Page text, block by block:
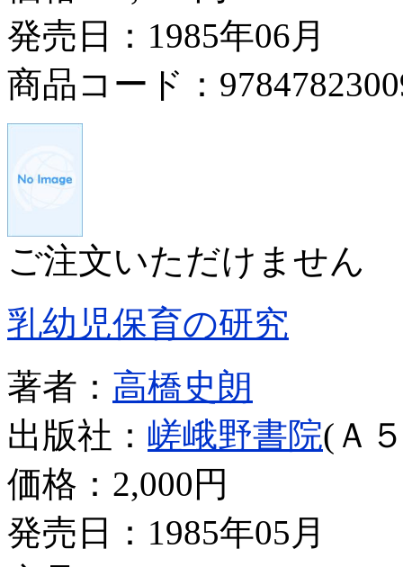
発売日：1985年06月
商品コード：
ご注文いただけません
乳幼児保育の研究
著者： 高橋史朗
出版社： 嵯峨野書院(Ａ
価格： 2,000円
発売日：1985年05月